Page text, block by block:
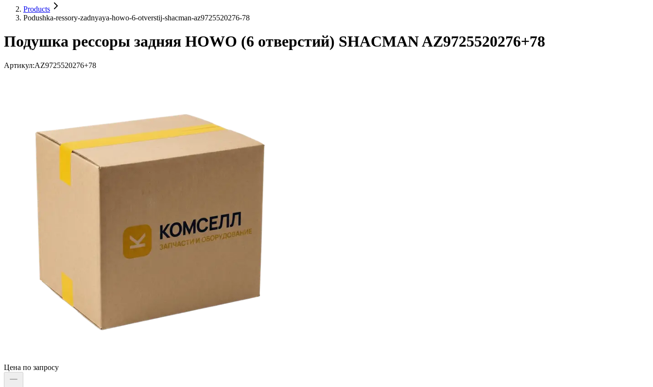
Products
Podushka-ressory-zadnyaya-howo-6-otverstij-shacman-az9725520276-78
Подушка рессоры задняя HOWO (6 отверстий) SHACMAN AZ9725520276+78
Артикул:AZ9725520276+78
Цена по запросу